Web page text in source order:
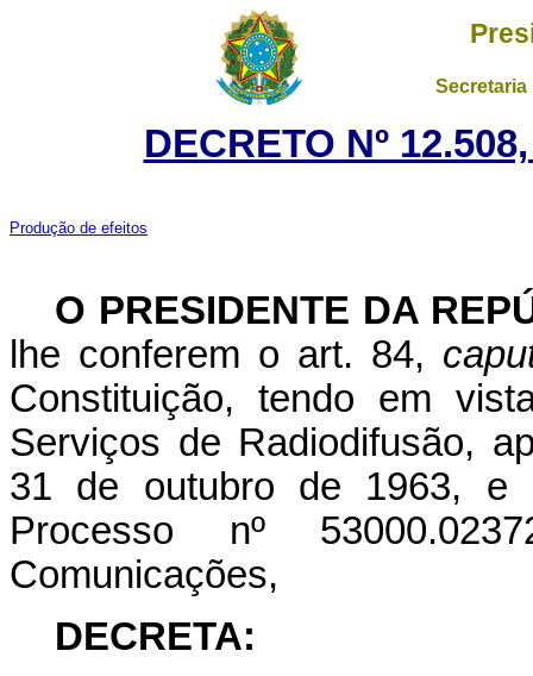
DECRETO Nº
Produção de efeitos
O PRESIDENTE DA
lhe conferem o art. 84,
Constituição, tendo em
Serviços de Radiodifusão,
31 de outubro de 1963,
Processo nº
Comunicações,
DECRETA: